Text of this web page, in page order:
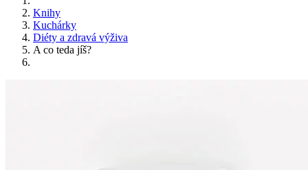
Knihy
Kuchárky
Diéty a zdravá výživa
A co teda jíš?